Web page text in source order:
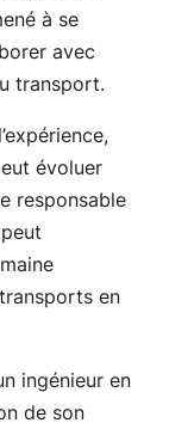
à se
avec
transport.
évoluer
responsable
en
ingénieur en
de son